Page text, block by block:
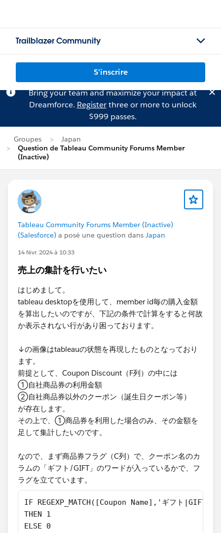
Trailblazer Community
S'inscrire
Bring your team and maximize your impact at
Dreamforce. Registerthree or more to unlock
$999 passes.
Groupes
Japan
Question de Tableau Community Forums Member
(Inactive)
Tableau Community Forums Member (Inactive)
(Salesforce) a posé une question dans Japan
14 févr. 2024 à 10:33
売上の集計を行いたい
はじめまして。
tableau desktopを使用して、member id毎の購入金額
を算出したいのですが、下記の条件で計算をすると何故
か表示されない行があり困っております。
↓の画像はtableauの状態を再現したものとなっており
ます。
前提として、Coupon Discount（F列）の中には
①自社商品券の利用金額
②自社商品券以外のクーポン（誕生日クーポン等）
が存在します。
その上で、①商品券を利用した場合のみ、その金額を
足して集計したいのです。
なので、まず商品券フラグ（C列）で、クーポン名のカ
ラムの「ギフト/GIFT」のワードが入っているかで、フ
ラグを立てています。​
IF REGEXP_MATCH([Coupon Name],'ギフト|GIFT')
THEN 1
ELSE 0